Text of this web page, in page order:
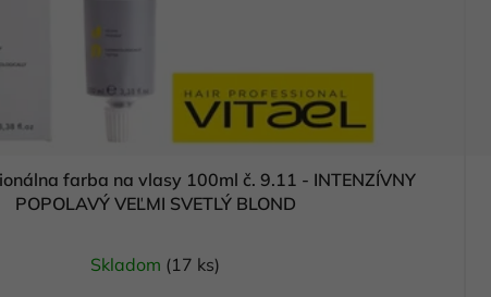
farba na vlasy 100ml č. 9.11 - INTENZÍVNY
POPOLAVÝ VEĽMI SVETLÝ BLOND
Skladom (17 ks)